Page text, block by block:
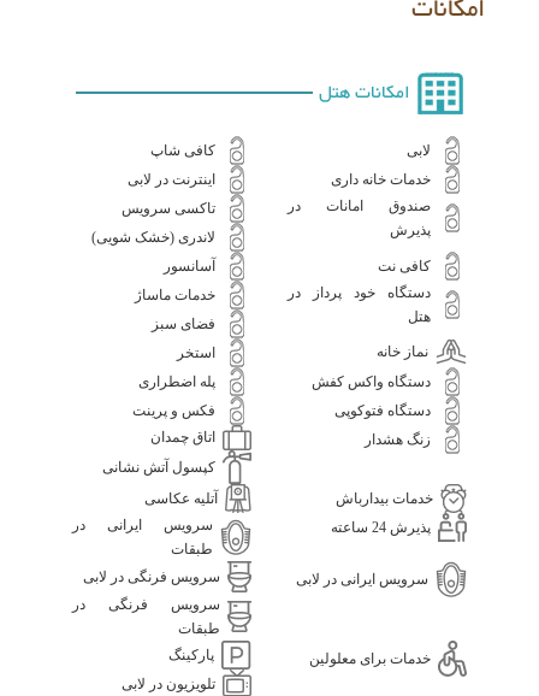
امکانات هتل
لابی
کافی شاپ
خدمات خانه داری
اینترنت در لابی
صندوق امانات در
پذیرش
تاکسی سرویس
لاندری (خشک شویی)
کافی نت
آسانسور
دستگاه خود پرداز در
هتل
خدمات ماساژ
فضای سبز
نماز خانه
استخر
دستگاه واکس کفش
پله اضطراری
دستگاه فتوکوپی
فکس و پرینت
زنگ هشدار
اتاق چمدان
کپسول آتش نشانی
خدمات بیدارباش
آتلیه عکاسی
پذیرش 24 ساعته
سرویس ایرانی در
طبقات
سرویس ایرانی در لابی
سرویس فرنگی در لابی
سرویس فرنگی در
طبقات
خدمات برای معلولین
پارکینگ
تلویزیون در لابی